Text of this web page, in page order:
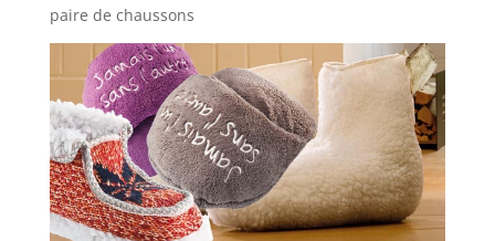
wp-
plugin.html
Active
Theme:
Provence
Outillage
paire de chaussons